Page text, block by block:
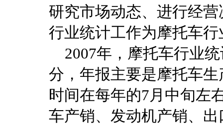
研究市场动态、进行经
行业统计工作为摩托车
2007年，摩托车行业
分，年报主要是摩托车
时间在每年的7月中旬左
车产销、发动机产销、